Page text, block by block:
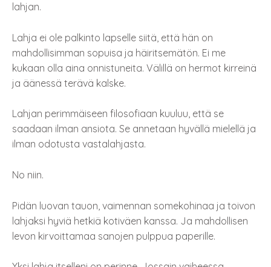
lahjan.
Lahja ei ole palkinto lapselle siitä, että hän on
mahdollisimman sopuisa ja häiritsemätön. Ei me
kukaan olla aina onnistuneita. Välillä on hermot kirreinä
ja äänessä terävä kalske.
Lahjan perimmäiseen filosofiaan kuuluu, että se
saadaan ilman ansiota. Se annetaan hyvällä mielellä ja
ilman odotusta vastalahjasta.
No niin.
Pidän luovan tauon, vaimennan somekohinaa ja toivon
lahjaksi hyviä hetkiä kotiväen kanssa. Ja mahdollisen
levon kirvoittamaa sanojen pulppua paperille.